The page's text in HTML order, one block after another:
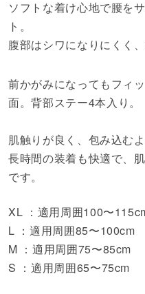
ソフトな着け心地で腰を
ト。
腹部はシワになりにくく
前かがみになってもフィ
面。背部ステー4本入り。
肌触りが良く、包み込む
長時間の装着も快適で、
です。
XL ：適用周囲100〜
L ：適用周囲85〜100cm
M ：適用周囲75〜85cm
S ：適用周囲65〜75cm